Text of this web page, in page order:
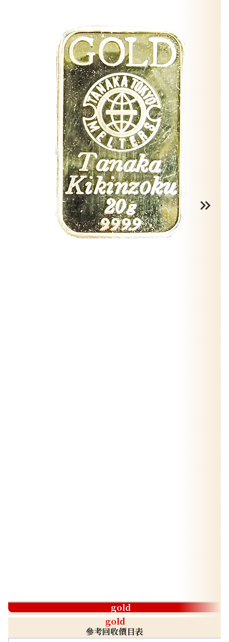
gold
gold
參考回收價目表